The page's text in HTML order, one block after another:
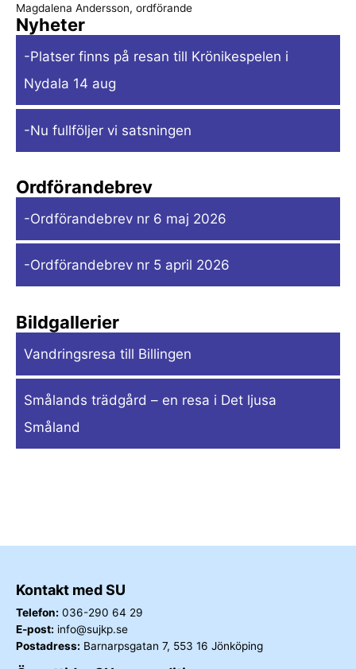
Magdalena Andersson, ordförande
Nyheter
-Platser finns på resan till Krönikespelen i
Nydala 14 aug
-Nu fullföljer vi satsningen
Ordförandebrev
-Ordförandebrev nr 6 maj 2026
-Ordförandebrev nr 5 april 2026
Bildgallerier
Vandringsresa till Billingen
Smålands trädgård – en resa i Det ljusa
Småland
Kontakt med SU
Telefon: 036-290 64 29
E-post: info@sujkp.se
Postadress: Barnarpsgatan 7, 553 16 Jönköping